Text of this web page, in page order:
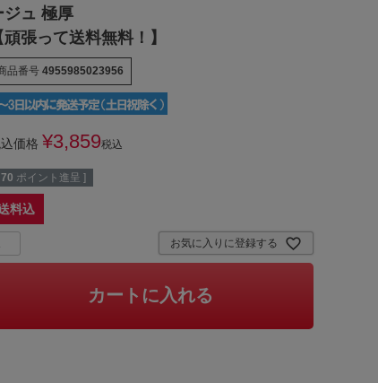
ジュ 極厚
頑張って送料無料！】
品番号 4955985023956
価格 ¥3,859税込
70 ポイント進呈 ]
料込
お気に入りに登録する
カートに入れる